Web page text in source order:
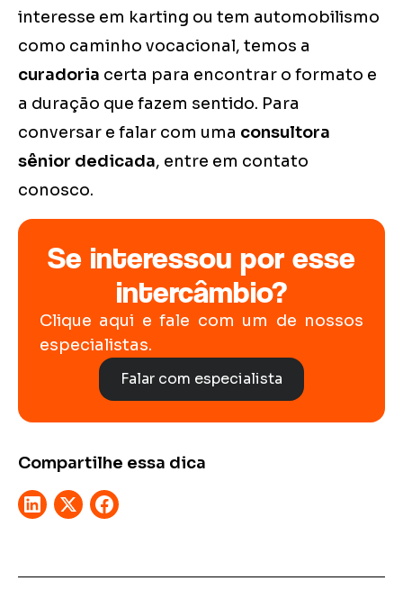
interesse em karting ou tem automobilismo
como caminho vocacional, temos a
curadoria certa para encontrar o formato e
a duração que fazem sentido. Para
conversar e falar com uma consultora
sênior dedicada, entre em contato
conosco.
Se interessou por esse
intercâmbio?
Clique aqui e fale com um de nossos
especialistas.
Falar com especialista
Compartilhe essa dica